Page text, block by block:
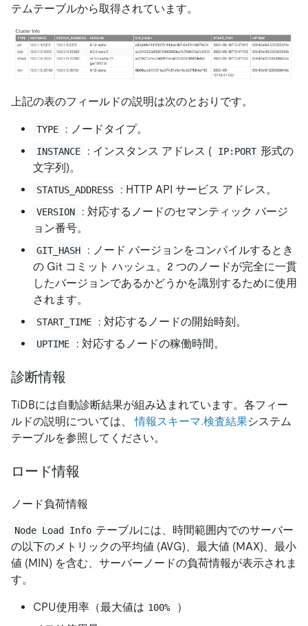
テムテーブルから取得されています。
上記の表のフィールドの説明は次のとおりです。
TYPE : ノードタイプ。
INSTANCE : インスタンス アドレス ( IP:PORT 形式の
文字列)。
STATUS_ADDRESS : HTTP API サービス アドレス。
VERSION
: 対応するノードのセマンティック バージ
ョン番号。
GIT_HASH
: ノード バージョンをコンパイルするとき
の Git コミット ハッシュ。2 つのノードが完全に一貫
したバージョンであるかどうかを識別するために使用
されます。
START_TIME : 対応するノードの開始時刻。
UPTIME : 対応するノードの稼働時間。
診断情報
TiDBには自動診断結果が組み込まれています。各フィー
ルドの説明については、情報スキーマ.検査結果システム
テーブルを参照してください。
ロード情報
ノード負荷情報
Node Load Info テーブルには、時間範囲内でのサーバー
の以下のメトリックの平均値 (AVG)、最大値 (MAX)、最小
値 (MIN) を含む、サーバーノードの負荷情報が表示されま
す。
CPU使用率（最大値は 100%
）